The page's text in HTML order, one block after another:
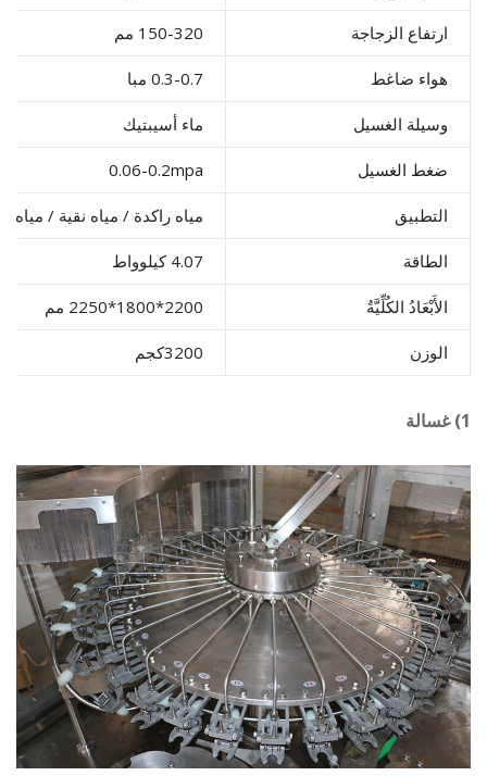
الزجاجة 150-320 مم
ضاغط 0.3-0.7 مبا
الغسيل ماء أسيبتيك
الغسيل 0.06-0.2mpa
مياه راكدة / مياه نقية / مياه معدنية
الكُلِّيَّةُ